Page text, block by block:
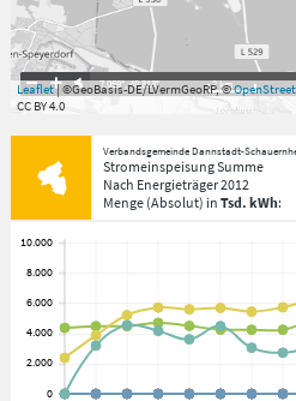
7.059°,49.813° 2km
Leaflet| ©GeoBasis-DE/LVermGeoRP, ©
CC BY 4.0
Verbandsgemeinde Dannstadt-
Stromeinspeisung Summe
Nach Energieträger2012
Menge(Absolut) in Tsd. kWh: